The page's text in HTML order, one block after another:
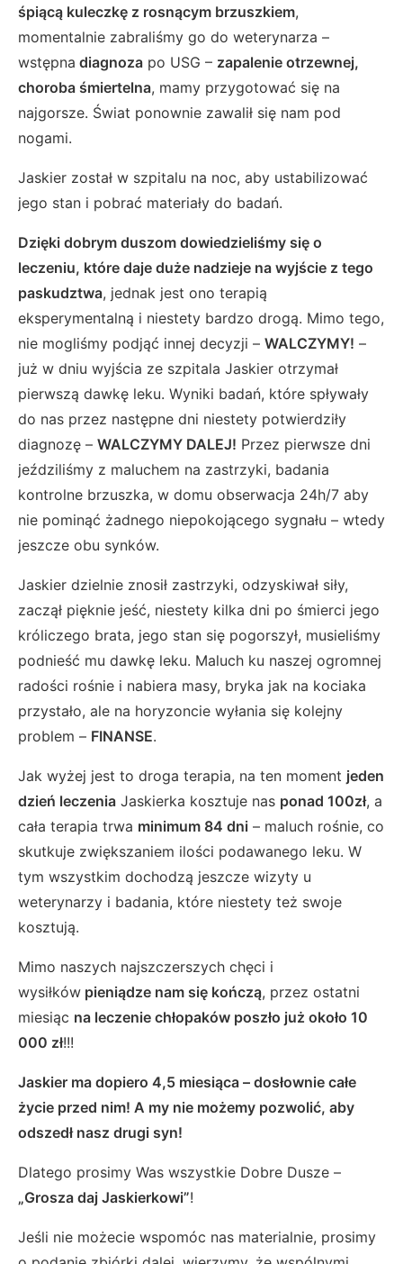
śpiącą kuleczkę z rosnącym brzuszkiem,
momentalnie zabraliśmy go do weterynarza –
wstępna diagnoza po USG – zapalenie otrzewnej,
choroba śmiertelna, mamy przygotować się na
najgorsze. Świat ponownie zawalił się nam pod
nogami.
Jaskier został w szpitalu na noc, aby ustabilizować
jego stan i pobrać materiały do badań.
Dzięki dobrym duszom dowiedzieliśmy się o
leczeniu, które daje duże nadzieje na wyjście z tego
paskudztwa, jednak jest ono terapią
eksperymentalną i niestety bardzo drogą. Mimo tego,
nie mogliśmy podjąć innej decyzji – WALCZYMY! –
już w dniu wyjścia ze szpitala Jaskier otrzymał
pierwszą dawkę leku. Wyniki badań, które spływały
do nas przez następne dni niestety potwierdziły
diagnozę – WALCZYMY DALEJ! Przez pierwsze dni
jeździliśmy z maluchem na zastrzyki, badania
kontrolne brzuszka, w domu obserwacja 24h/7 aby
nie pominąć żadnego niepokojącego sygnału – wtedy
jeszcze obu synków.
Jaskier dzielnie znosił zastrzyki, odzyskiwał siły,
zaczął pięknie jeść, niestety kilka dni po śmierci jego
króliczego brata, jego stan się pogorszył, musieliśmy
podnieść mu dawkę leku. Maluch ku naszej ogromnej
radości rośnie i nabiera masy, bryka jak na kociaka
przystało, ale na horyzoncie wyłania się kolejny
problem – FINANSE.
Jak wyżej jest to droga terapia, na ten moment jeden
dzień leczenia Jaskierka kosztuje nas ponad 100zł, a
cała terapia trwa minimum 84 dni – maluch rośnie, co
skutkuje zwiększaniem ilości podawanego leku. W
tym wszystkim dochodzą jeszcze wizyty u
weterynarzy i badania, które niestety też swoje
kosztują.
Mimo naszych najszczerszych chęci i
wysiłków pieniądze nam się kończą, przez ostatni
miesiąc na leczenie chłopaków poszło już około 10
000 zł!!!
Jaskier ma dopiero 4,5 miesiąca – dosłownie całe
życie przed nim! A my nie możemy pozwolić, aby
odszedł nasz drugi syn!
Dlatego prosimy Was wszystkie Dobre Dusze –
„Grosza daj Jaskierkowi”!
Jeśli nie możecie wspomóc nas materialnie, prosimy